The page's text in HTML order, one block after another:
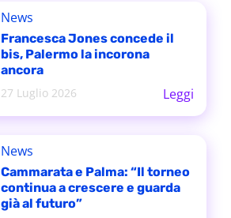
News
Francesca Jones concede il
bis, Palermo la incorona
ancora
27 Luglio 2026
Leggi
News
Cammarata e Palma: “Il torneo
continua a crescere e guarda
già al futuro”